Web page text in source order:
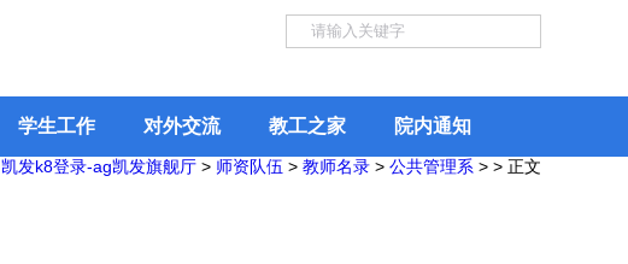
学生工作 对外交流 教工之家 院内通知
凯发k8登录-ag凯发旗舰厅 > 师资队伍 > 教师名录 > 公共管理系 > > 正文